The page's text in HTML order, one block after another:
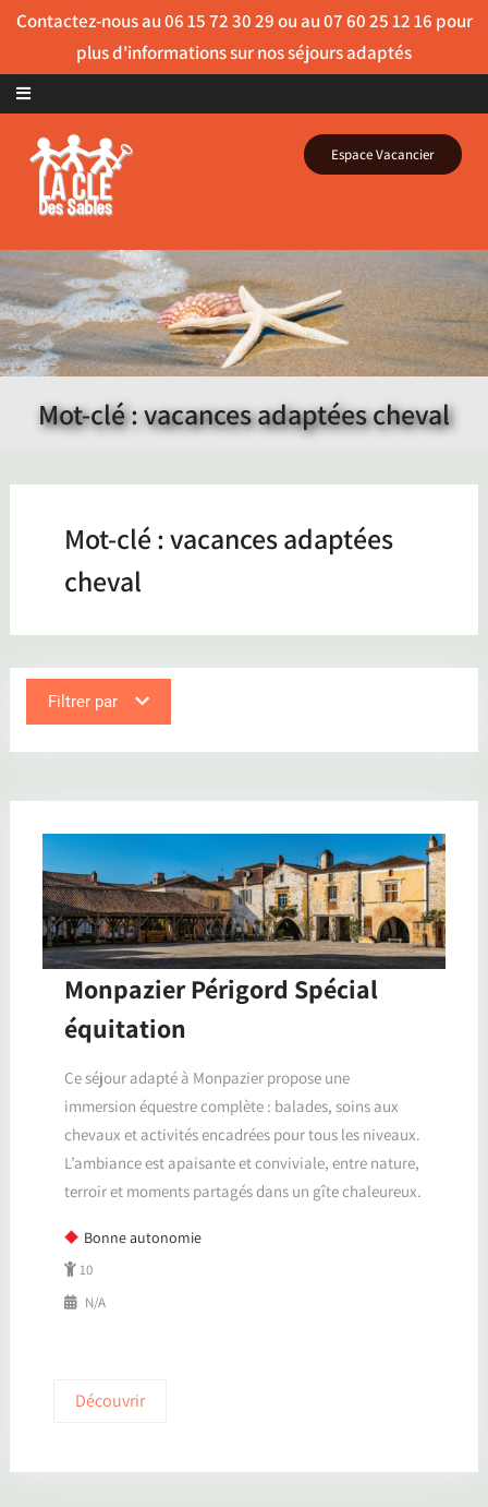
Skip to content
Espace Vacancier
Mot-clé : vacances adaptées cheval
Mot-clé :vacances adaptées
cheval
Filtrer par
Monpazier Périgord Spécial
équitation
Ce séjour adapté à Monpazier propose une
immersion équestre complète : balades, soins aux
chevaux et activités encadrées pour tous les niveaux.
L’ambiance est apaisante et conviviale, entre nature,
terroir et moments partagés dans un gîte chaleureux.
Bonne autonomie
10
N/A
Découvrir